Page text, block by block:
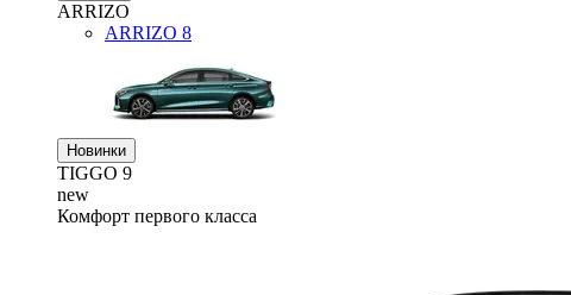
ARRIZO
ARRIZO 8
Новинки
TIGGO 9
new
Комфорт первого класса